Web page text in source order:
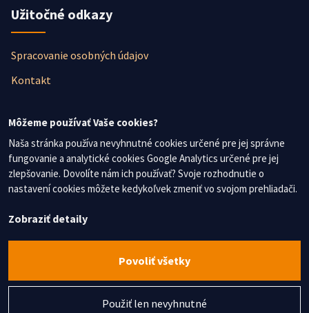
Môžeme používať Vaše cookies?
Naša stránka používa nevyhnutné cookies určené pre jej správne
fungovanie a analytické cookies Google Analytics určené pre jej
zlepšovanie. Dovolíte nám ich používať? Svoje rozhodnutie o
nastavení cookies môžete kedykoľvek zmeniť vo svojom prehliadači.
Zobraziť detaily
Povoliť všetky
Použiť len nevyhnutné
Užitočné odkazy
Spracovanie osobných údajov
Kontakt
Newsletter
Nezmeškajte žiadne novinky, prihláste sa na odber
newslettera.
Chcem dostávať najnovšie informácie